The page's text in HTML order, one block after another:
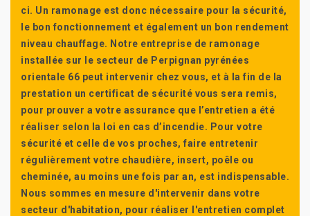
ci. Un ramonage est donc nécessaire pour la sécurité,
le bon fonctionnement et également un bon rendement
niveau chauffage. Notre entreprise de ramonage
installée sur le secteur de Perpignan pyrénées
orientale 66 peut intervenir chez vous, et à la fin de la
prestation un certificat de sécurité vous sera remis,
pour prouver a votre assurance que l’entretien a été
réaliser selon la loi en cas d’incendie. Pour votre
sécurité et celle de vos proches, faire entretenir
régulièrement votre chaudière, insert, poêle ou
cheminée, au moins une fois par an, est indispensable.
Nous sommes en mesure d'intervenir dans votre
secteur d'habitation, pour réaliser l'entretien complet